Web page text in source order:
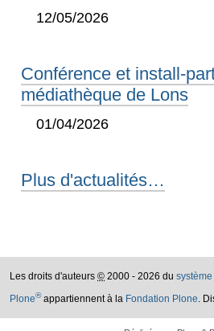
12/05/2026
Conférence et install-
médiathèque de Lons
01/04/2026
Plus d'actualités…
Les droits d'auteurs © 2000 - 2026 du
Plone®appartiennent à la Fondation Plone.